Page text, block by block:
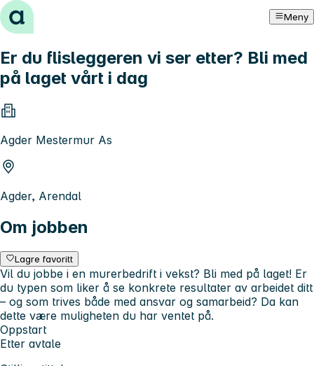
Hopp til innhold Meny
Er du flisleggeren vi ser etter? Bli med
på laget vårt i dag
Agder Mestermur As
Agder, Arendal
Om jobben
Lagre favoritt
Vil du jobbe i en murerbedrift i vekst? Bli med på laget! Er
du typen som liker å se konkrete resultater av arbeidet ditt
– og som trives både med ansvar og samarbeid? Da kan
dette være muligheten du har ventet på.
Oppstart
Etter avtale